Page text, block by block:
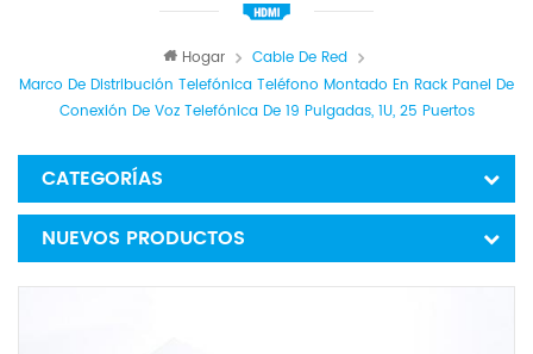
Hogar
Cable De Red
Marco De Distribución Telefónica Teléfono Montado En Rack Panel De
Conexión De Voz Telefónica De 19 Pulgadas, 1U, 25 Puertos
CATEGORÍAS
NUEVOS PRODUCTOS